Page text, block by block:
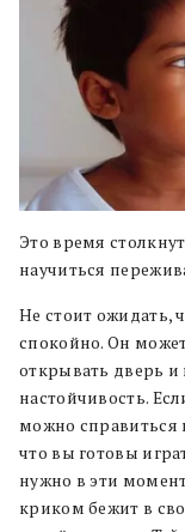
Это время
научиться
Не стоит ожидать,
спокойно. Он
открывать дверь и
настойчивость.
можно справиться
что вы готовы
нужно в эти
криком бежит в